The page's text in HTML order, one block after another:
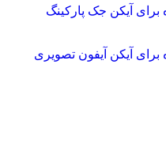
جک پارکینگ
آیفون تصویری